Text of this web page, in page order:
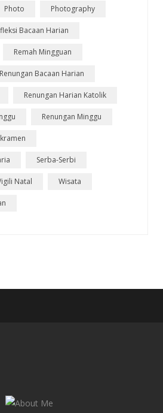
Photo Photography
Bacaan Harian
Remah Mingguan
Renungan Bacaan Harian
Renungan Harian Katolik
Renungan Minggu
Serba-Serbi
Natal Wisata